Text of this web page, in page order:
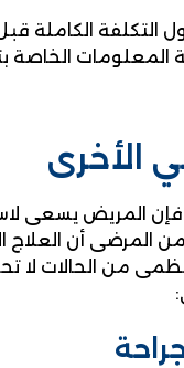
التكلفة الكاملة
الخاصة
الأخرى
فإن المريض يسعى
المرضى أن
من الحالات